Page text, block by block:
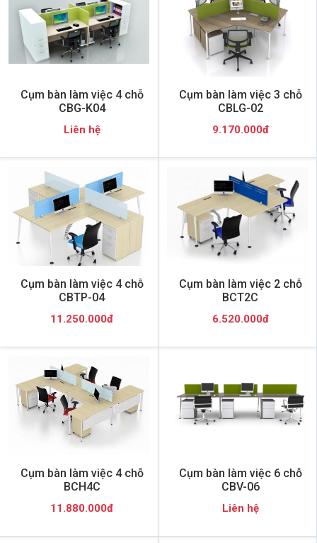
Cụm bàn làm việc 4 chỗ
CBG-K04
Liên hệ
Cụm bàn làm việc 3 chỗ
CBLG-02
9.170.000đ
Cụm bàn làm việc 4 chỗ
CBTP-04
11.250.000đ
Cụm bàn làm việc 2 chỗ
BCT2C
6.520.000đ
Cụm bàn làm việc 4 chỗ
BCH4C
11.880.000đ
Cụm bàn làm việc 6 chỗ
CBV-06
Liên hệ